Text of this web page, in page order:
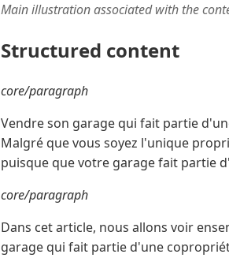
Main illustration associated with the
Structured content
core/paragraph
Vendre son garage qui fait partie
Malgré que vous soyez l'unique
puisque que votre garage fait partie
core/paragraph
Dans cet article, nous allons voir
garage qui fait partie d'une